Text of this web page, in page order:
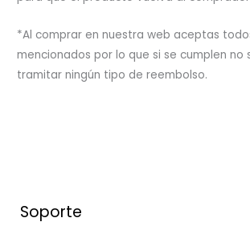
*Al comprar en nuestra web aceptas
mencionados por lo que si se cumplen no
tramitar ningún tipo de reembolso.
Soporte